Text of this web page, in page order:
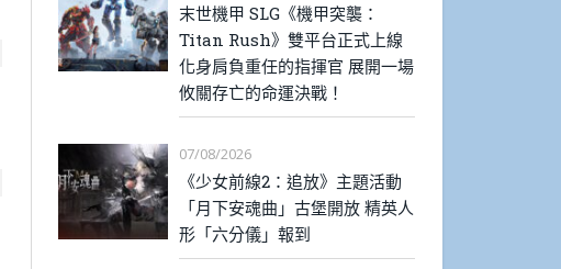
末世機甲 SLG《機甲突襲：
Titan Rush》雙平台正式上線
化身肩負重任的指揮官 展開一場
攸關存亡的命運決戰！
07/08/2026
《少女前線2：追放》主題活動
「月下安魂曲」古堡開放 精英人
形「六分儀」報到